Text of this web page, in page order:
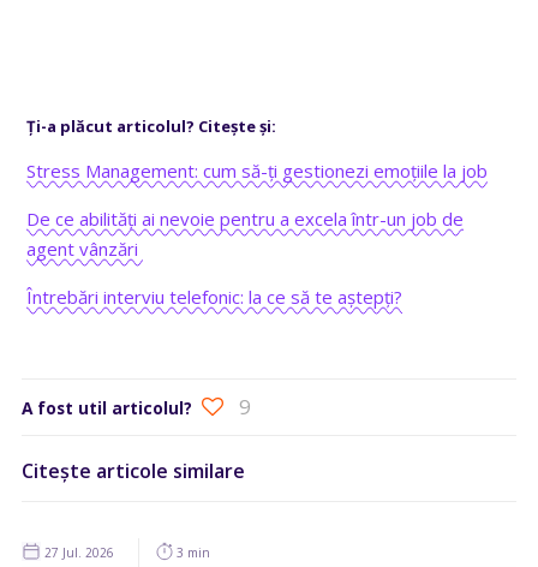
Ți-a plăcut articolul? Citește și:
Stress Management: cum să-ți gestionezi emoțiile la job
De ce abilități ai nevoie pentru a excela într-un job de
agent vânzări
Întrebări interviu telefonic: la ce să te aștepți?
A fost util articolul? 9
Citește articole similare
27 Jul. 2026 3 min